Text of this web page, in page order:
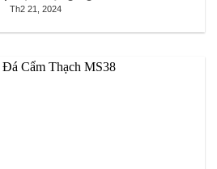
Th2 21, 2024